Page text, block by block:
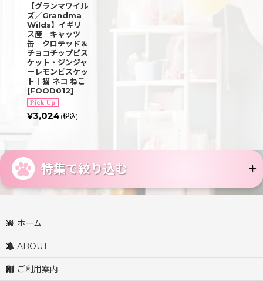
【グランマワイル
ズ／Grandma
Wilds】イギリ
ス産 キャッツ
缶 クロテッド＆
チョコチップビス
ケット・ジンジャ
ーレモンビスケッ
ト｜猫 ネコ ねこ
[FOOD012]
¥3,024 (税込)
特集で絞り込む
アトリエコテツ / Atelier KOTETSU
ホーム
ABOUT
ご利用案内